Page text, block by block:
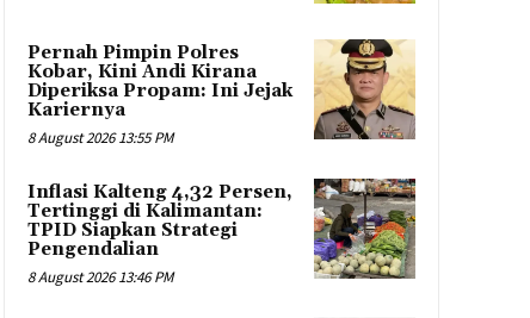
Pernah Pimpin Polres
Kobar, Kini Andi Kirana
Diperiksa Propam: Ini Jejak
Kariernya
8 August 2026 13:55 PM
Inflasi Kalteng 4,32 Persen,
Tertinggi di Kalimantan:
TPID Siapkan Strategi
Pengendalian
8 August 2026 13:46 PM